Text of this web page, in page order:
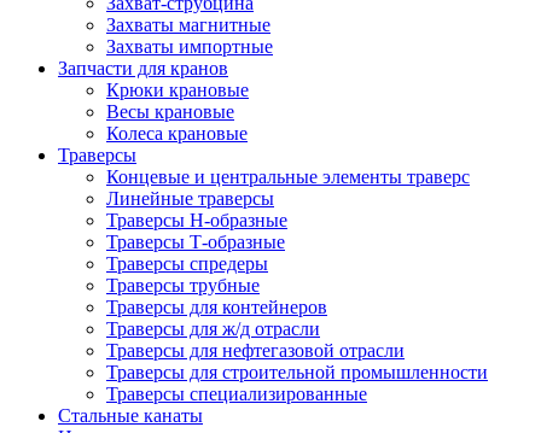
Захваты магнитные
Захваты импортные
Запчасти для кранов
Крюки крановые
Весы крановые
Колеса крановые
Траверсы
Концевые и центральные элементы траверс
Линейные траверсы
Траверсы Н-образные
Траверсы Т-образные
Траверсы спредеры
Траверсы трубные
Траверсы для контейнеров
Траверсы для ж/д отрасли
Траверсы для нефтегазовой отрасли
Траверсы для строительной промышленности
Траверсы специализированные
Стальные канаты